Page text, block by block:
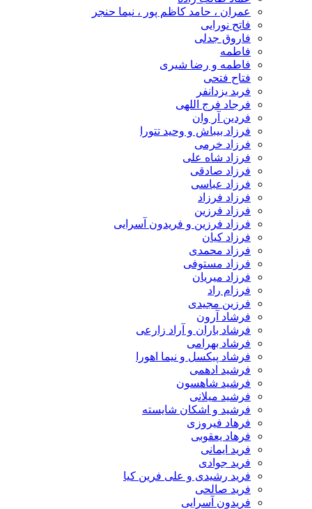
عمران ، حامد کاظم پور ، نیما حنجر
فاتح نورایی
فاروق جدلی
فاطمه
فاطمه و رضا شیری
فتاح فتحی
فربد یزدانفر
فرجاد فرج اللهی
فردین آر وان
فرزاد بیباش و وحید تتورا
فرزاد خرمی
فرزاد شاه علی
فرزاد صادقی
فرزاد عباسی
فرزاد فرزاد
فرزاد فرزین
فرزاد فرزین و فریدون آسرایی
فرزاد کیان
فرزاد محمدی
فرزاد مستوفی
فرزاد میریان
فرزام راد
فرزین مجیدی
فرشاد آرون
فرشاد باران و آراد زارعی
فرشاد بهرامی
فرشاد پیکسل و نیما اهورا
فرشید ادهمی
فرشید شاهسون
فرشید میلانی
فرشید و اشکان شایسته
فرهاد فیروزی
فرهاد یعقوبی
فرید ایمانی
فرید جوادی
فرید رشیدی و علی فرین کیا
فرید صالحی
فریدون آسرایی